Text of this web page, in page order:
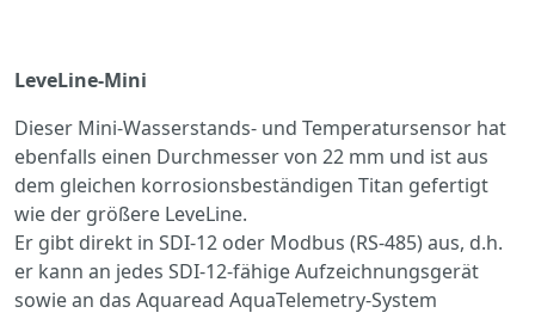
LeveLine-Mini
Dieser Mini-Wasserstands- und Temperatursensor hat
ebenfalls einen Durchmesser von 22 mm und ist aus
dem gleichen korrosionsbeständigen Titan gefertigt
wie der größere LeveLine.
Er gibt direkt in SDI-12 oder Modbus (RS-485) aus, d.h.
er kann an jedes SDI-12-fähige Aufzeichnungsgerät
sowie an das Aquaread AquaTelemetry-System